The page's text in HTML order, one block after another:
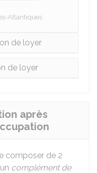
Atlantiques
de loyer
de loyer
après
composer de 2
complément de